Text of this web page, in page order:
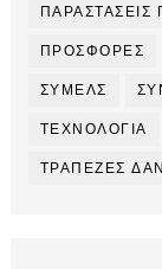
ΠΡΟΣΦΟΡΕΣ
ΣΥΜΕΛΣ
ΤΕΧΝΟΛΟΓΙΑ
ΤΡΑΠΕΖΕΣ